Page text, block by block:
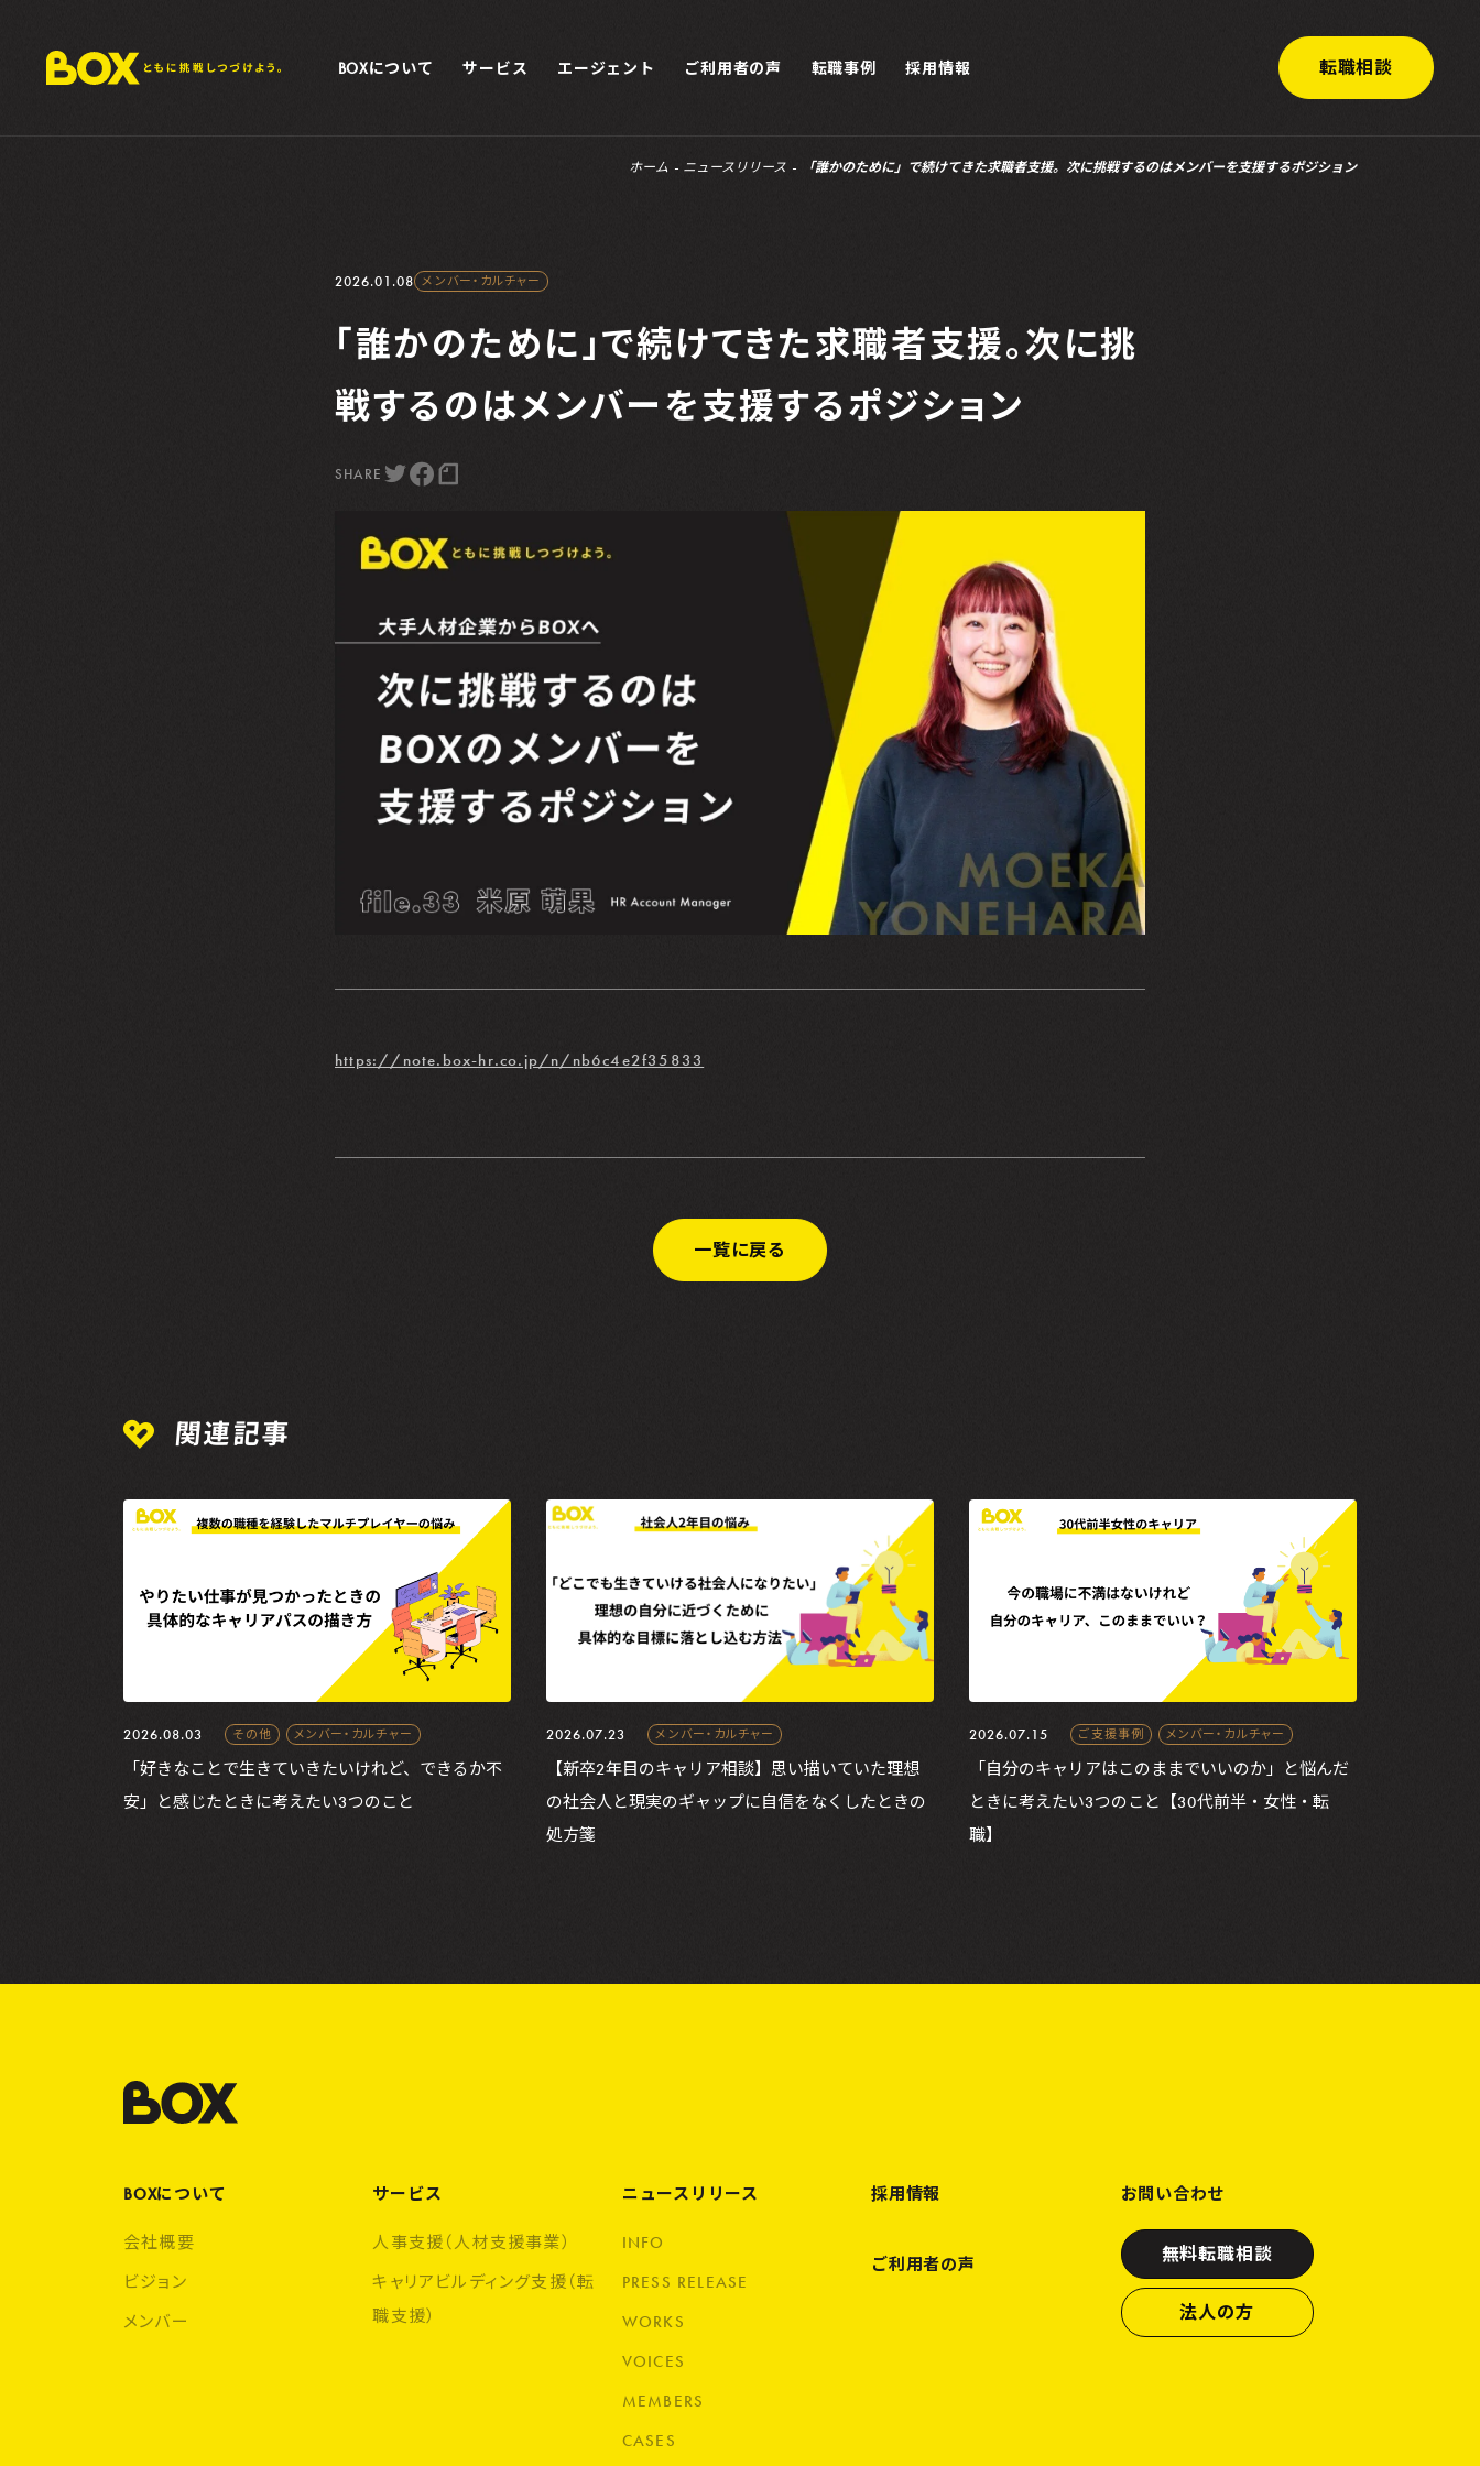
BOXについて サービス エージェント ご利用者の声 転職事例 採用情報 転職相談
ホーム ニュースリリース 「誰かのために」で続けてきた求職者支援。次に挑戦するのはメンバーを支援するポジション
2026.01.08 メンバー・カルチャー
「誰かのために」で続けてきた求職者支援。次に挑
戦するのはメンバーを支援するポジション
SHARE
https://note.box-hr.co.jp/n/nb6c4e2f35833
一覧に戻る
関連記事
2026.08.03 その他 メンバー・カルチャー
「好きなことで生きていきたいけれど、できるか不
安」と感じたときに考えたい3つのこと
2026.07.23 メンバー・カルチャー
【新卒2年目のキャリア相談】思い描いていた理想
の社会人と現実のギャップに自信をなくしたときの
処方箋
2026.07.15 ご支援事例 メンバー・カルチャー
「自分のキャリアはこのままでいいのか」と悩んだ
ときに考えたい3つのこと【30代前半・女性・転
職】
BOXについて
会社概要
ビジョン
メンバー
サービス
人事支援（人材支援事業）
キャリアビルディング支援（転
職支援）
ニュースリリース
INFO
PRESS RELEASE
WORKS
VOICES
MEMBERS
CASES
採用情報
ご利用者の声
お問い合わせ
無料転職相談
法人の方